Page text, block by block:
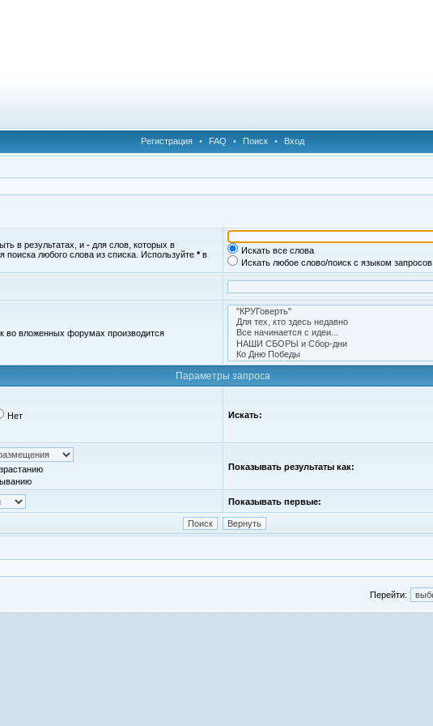
Регистрация • FAQ • Поиск • Вход
в результатах, и - для слов, которых в
поиска любого слова из списка. Используйте *в
Искать все слова
Искать любое слово/поиск с языком запросов
во вложенных форумах производится
Параметры запроса
Нет Искать:
Показывать результаты как:
Показывать первые:
Перейти: